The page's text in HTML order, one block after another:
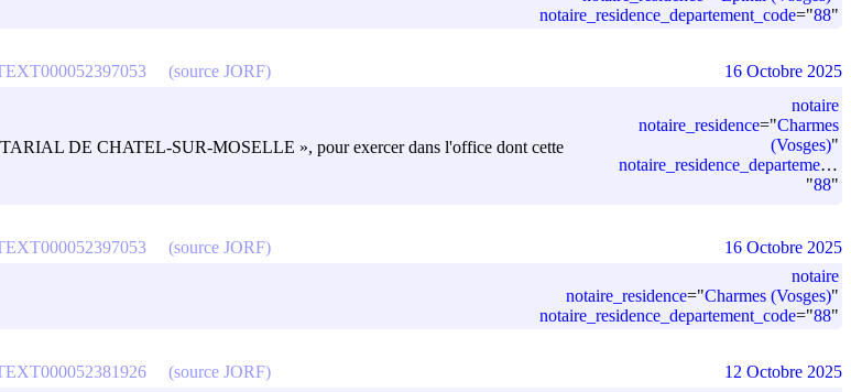
notaire_residence_departement_code="88"
DE CHATEL-SUR-MOSELLE », pour exercer dans l'office dont cette
notaire
notaire_residence="Charmes
(Vosges)"
notaire_residence_departement_code
"88"
(source JORF) 16 Octobre 2025
notaire
notaire_residence="Charmes (Vosges)"
notaire_residence_departement_code="88"
(source JORF) 16 Octobre 2025
(source JORF) 12 Octobre 2025